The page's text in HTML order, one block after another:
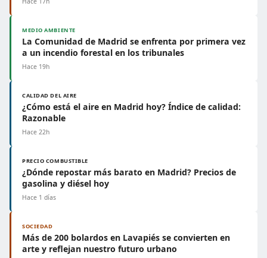
MEDIO AMBIENTE
La Comunidad de Madrid se enfrenta por primera vez
a un incendio forestal en los tribunales
Hace 19h
CALIDAD DEL AIRE
¿Cómo está el aire en Madrid hoy? Índice de calidad:
Razonable
Hace 22h
PRECIO COMBUSTIBLE
¿Dónde repostar más barato en Madrid? Precios de
gasolina y diésel hoy
Hace 1 días
SOCIEDAD
Más de 200 bolardos en Lavapiés se convierten en
arte y reflejan nuestro futuro urbano